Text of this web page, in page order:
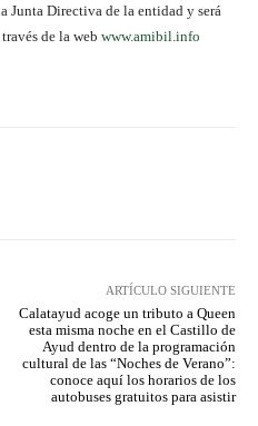
Junta Directiva de la entidad y será
de la web www.amibil.info
ARTÍCULO SIGUIENTE
Calatayud acoge un tributo a Queen
esta misma noche en el Castillo de
Ayud dentro de la programación
cultural de las “Noches de Verano”:
conoce aquí los horarios de los
autobuses gratuitos para asistir